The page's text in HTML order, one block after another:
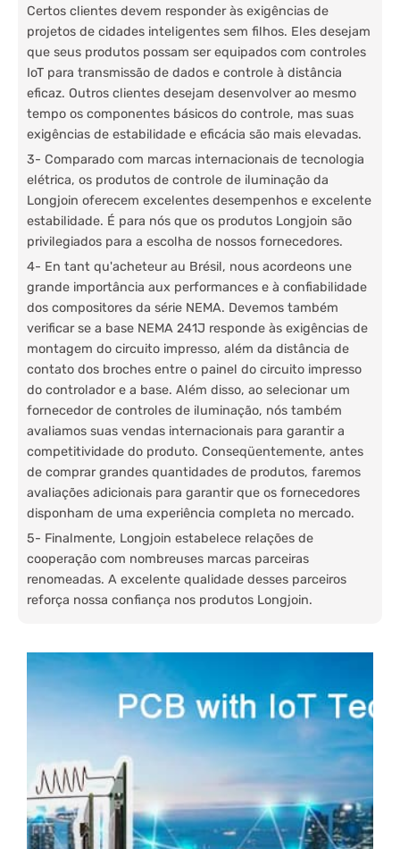
Certos clientes devem responder às exigências de
projetos de cidades inteligentes sem filhos. Eles desejam
que seus produtos possam ser equipados com controles
IoT para transmissão de dados e controle à distância
eficaz. Outros clientes desejam desenvolver ao mesmo
tempo os componentes básicos do controle, mas suas
exigências de estabilidade e eficácia são mais elevadas.
3- Comparado com marcas internacionais de tecnologia
elétrica, os produtos de controle de iluminação da
Longjoin oferecem excelentes desempenhos e excelente
estabilidade. É para nós que os produtos Longjoin são
privilegiados para a escolha de nossos fornecedores.
4- En tant qu'acheteur au Brésil, nous acordeons une
grande importância aux performances e à confiabilidade
dos compositores da série NEMA. Devemos também
verificar se a base NEMA 241J responde às exigências de
montagem do circuito impresso, além da distância de
contato dos broches entre o painel do circuito impresso
do controlador e a base. Além disso, ao selecionar um
fornecedor de controles de iluminação, nós também
avaliamos suas vendas internacionais para garantir a
competitividade do produto. Conseqüentemente, antes
de comprar grandes quantidades de produtos, faremos
avaliações adicionais para garantir que os fornecedores
disponham de uma experiência completa no mercado.
5- Finalmente, Longjoin estabelece relações de
cooperação com nombreuses marcas parceiras
renomeadas. A excelente qualidade desses parceiros
reforça nossa confiança nos produtos Longjoin.